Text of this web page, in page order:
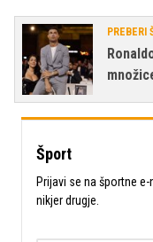
PREBERI
Šport
Prijavi se na športne
nikjer drugje.